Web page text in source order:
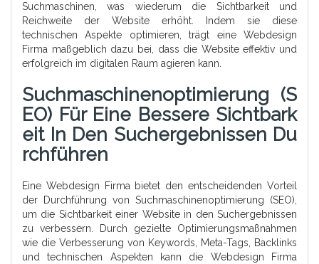
Suchmaschinen, was wiederum die Sichtbarkeit und
Reichweite der Website erhöht. Indem sie diese
technischen Aspekte optimieren, trägt eine Webdesign
Firma maßgeblich dazu bei, dass die Website effektiv und
erfolgreich im digitalen Raum agieren kann.
Suchmaschinenoptimierung (S
EO) Für Eine Bessere Sichtbark
Eit In Den Suchergebnissen Du
Rchführen
Eine Webdesign Firma bietet den entscheidenden Vorteil
der Durchführung von Suchmaschinenoptimierung (SEO),
um die Sichtbarkeit einer Website in den Suchergebnissen
zu verbessern. Durch gezielte Optimierungsmaßnahmen
wie die Verbesserung von Keywords, Meta-Tags, Backlinks
und technischen Aspekten kann die Webdesign Firma